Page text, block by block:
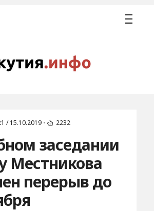
/ 15.10.2019 • 2232
заседании
Местникова
перерыв до